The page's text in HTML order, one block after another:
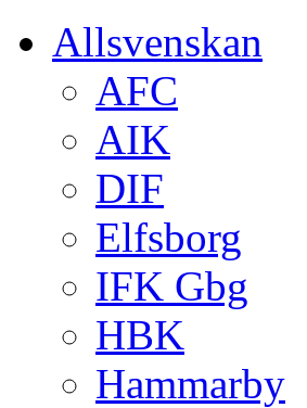
Allsvenskan
AFC
AIK
DIF
Elfsborg
IFK Gbg
HBK
Hammarby